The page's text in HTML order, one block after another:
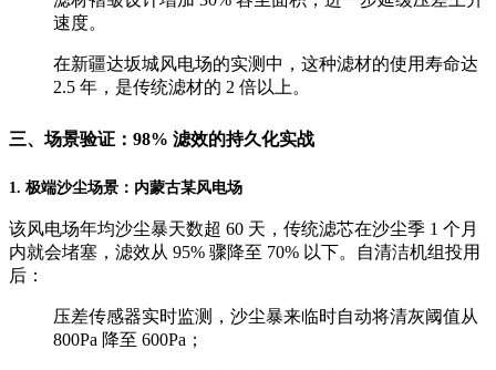
速度。
在新疆达坂城风电场的实测中，这种滤材的使用寿命达
2.5 年，是传统滤材的 2 倍以上。
三、场景验证：98% 滤效的持久化实战
1. 极端沙尘场景：内蒙古某风电场
该风电场年均沙尘暴天数超 60 天，传统滤芯在沙尘季 1 个月
内就会堵塞，滤效从 95% 骤降至 70% 以下。自清洁机组投用
后：
压差传感器实时监测，沙尘暴来临时自动将清灰阈值从
800Pa 降至 600Pa；